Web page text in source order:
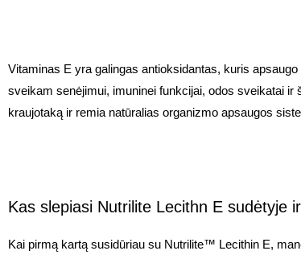
Vitaminas E yra galingas antioksidantas, kuris
sveikam senėjimui, imuninei funkcijai, odos sveikatai
kraujotaką ir remia natūralias organizmo apsaugos
Kas slepiasi Nutrilite Lecithn E sudėtyje
Kai pirmą kartą susidūriau su Nutrilite™ Lecithin E,